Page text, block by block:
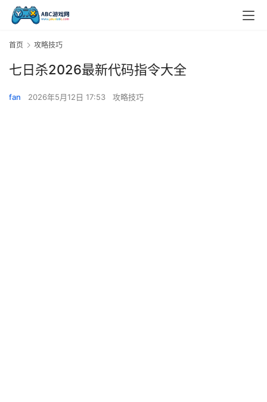
首页 攻略技巧
七日杀2026最新代码指令大全
fan 2026年5月12日 17:53 攻略技巧